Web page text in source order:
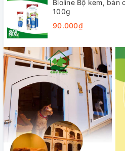
Bioline Bộ kem, bàn
100g
90.000₫